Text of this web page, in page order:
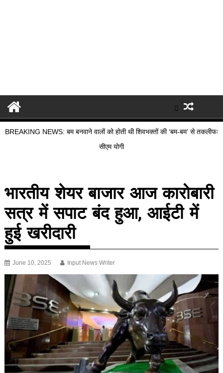
BREAKING NEWS: बम बनवाने वालों को होती थी शिवभक्तों की ‘बम-बम’ से तकलीफः
सीएम योगी
भारतीय शेयर बाजार आज कारोबारी
सत्र में सपाट बंद हुआ, आईटी में
हुई खरीदारी
June 10, 2025 Input News Writer